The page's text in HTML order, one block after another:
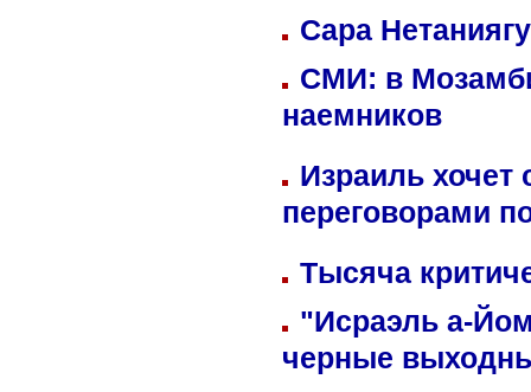
Сара
СМИ: в
наемников
Израиль хочет
переговорами
Тысяча
"Исраэль а-
черные